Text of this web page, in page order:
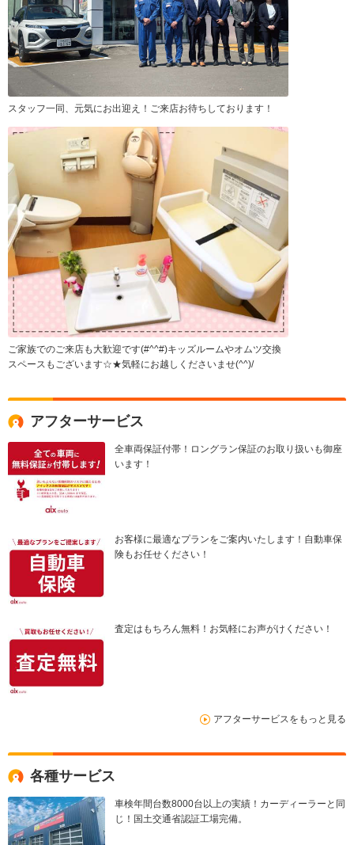
スタッフ一同、元気にお出迎え！ご来店お待ちしております！
ご家族でのご来店も大歓迎です(#^^#)キッズルームやオムツ交換
スペースもございます☆★気軽にお越しくださいませ(^^)/
アフターサービス
全車両保証付帯！ロングラン保証のお取り扱いも御座
います！
お客様に最適なプランをご案内いたします！自動車保
険もお任せください！
査定はもちろん無料！お気軽にお声がけください！
アフターサービスをもっと見る
各種サービス
車検年間台数8000台以上の実績！カーディーラーと同
じ！国土交通省認証工場完備。